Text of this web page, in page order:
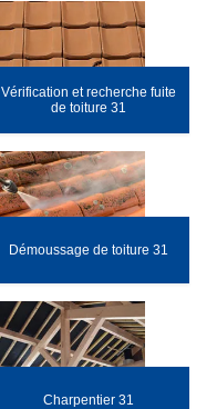
Vérification et recherche fuite
de toiture 31
Démoussage de toiture 31
Charpentier 31